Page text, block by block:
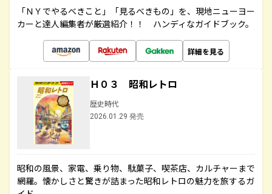
「ＮＹでやるべきこと」「見るべきもの」を、現地ニューヨー
カーと達人編集者が厳選紹介！！ ハンディなガイドブック。
詳細を見る
Ｈ０３ 昭和レトロ
歴史時代
2026.01.29 発売
昭和の風景、家電、乗り物、駄菓子、喫茶店、カルチャーまで
網羅。懐かしさと驚きが詰まった昭和レトロの魅力を旅するガ